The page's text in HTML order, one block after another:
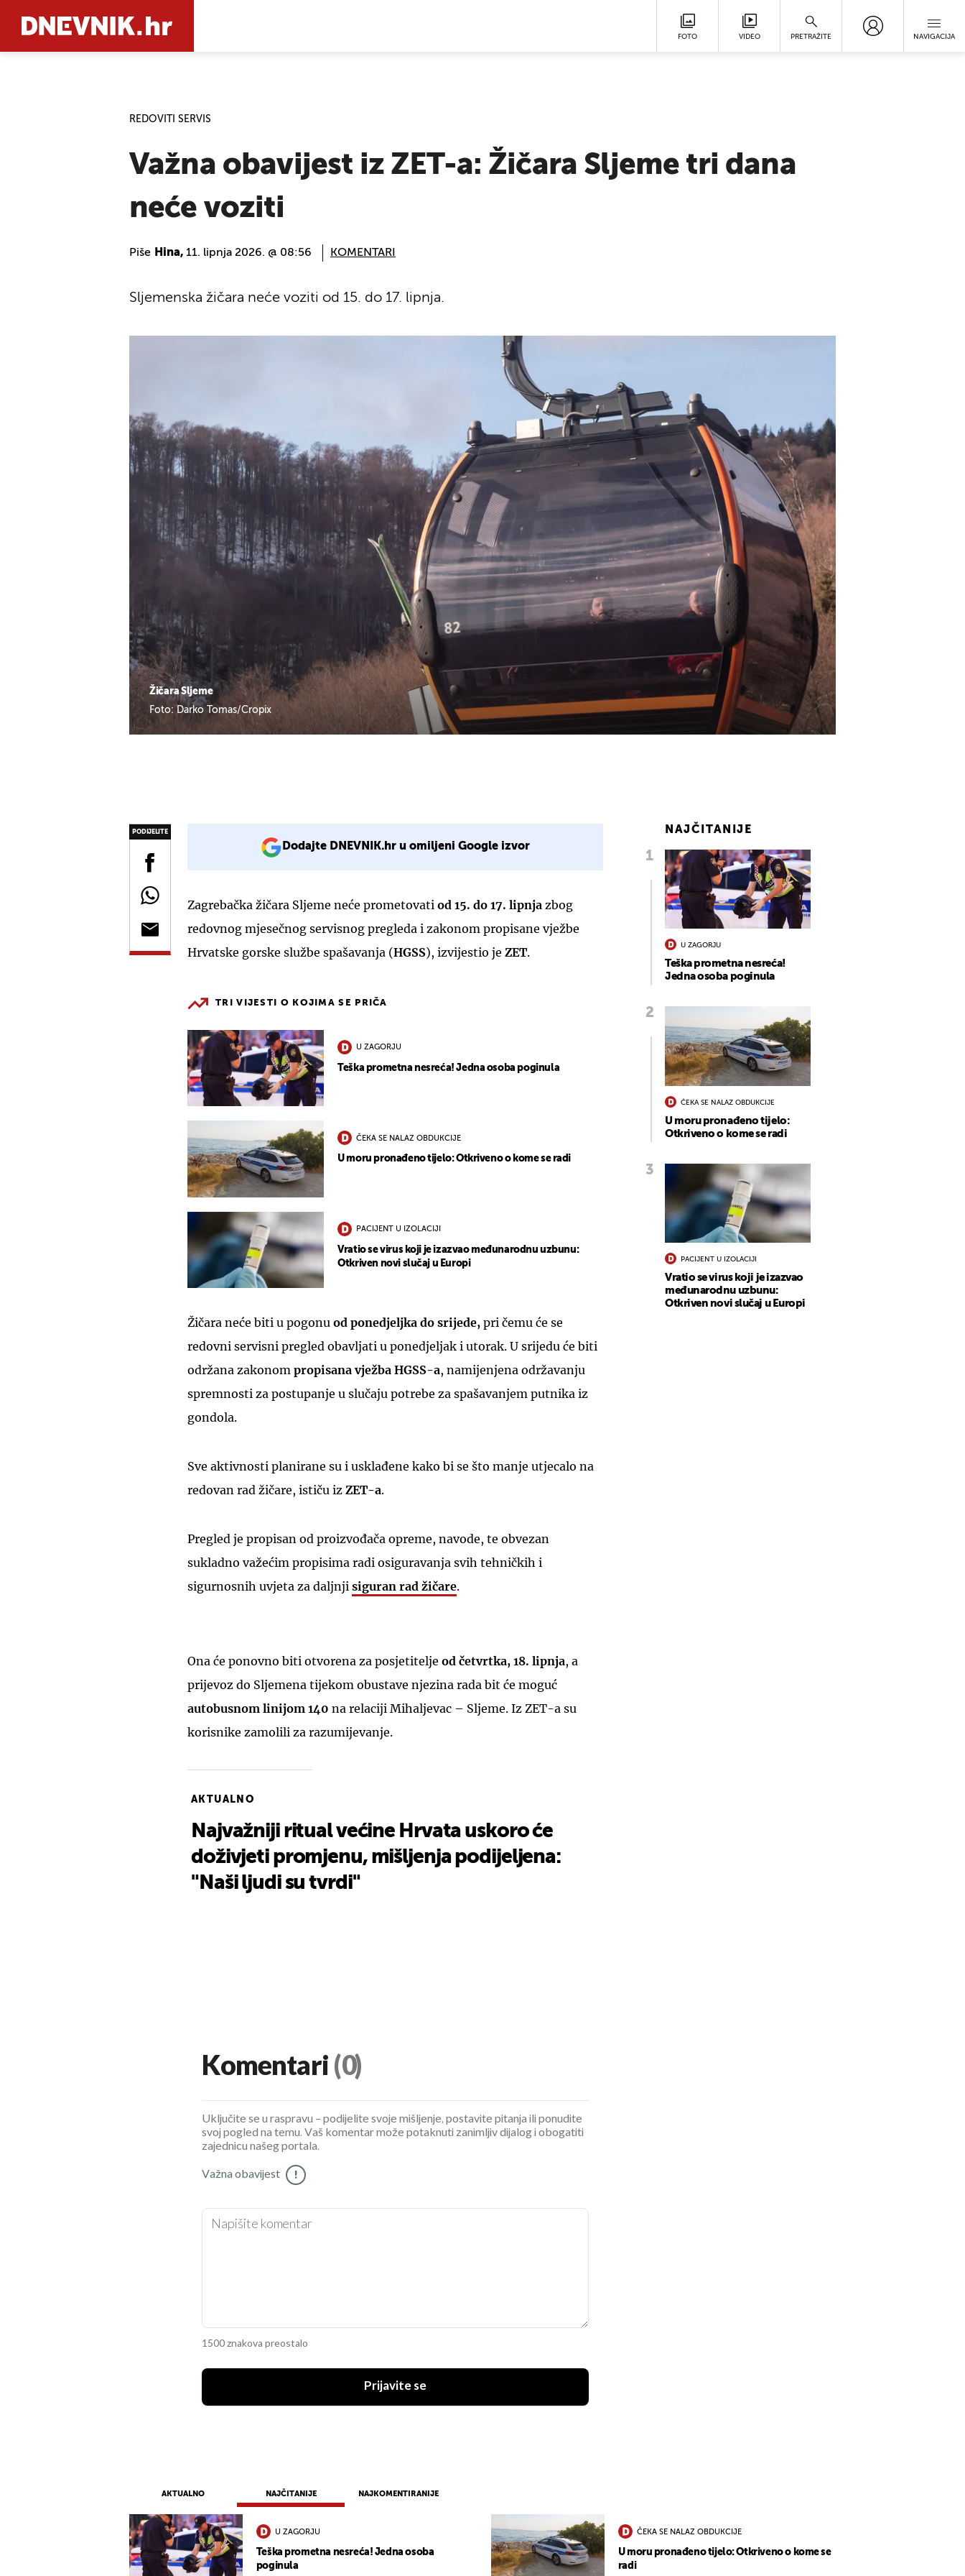
FOTO VIDEO PRETRAŽITE NAVIGACIJA
REDOVITI SERVIS
Važna obavijest iz ZET-a: Žičara Sljeme tri dana
neće voziti
Piše Hina, 11. lipnja 2026. @ 08:56 KOMENTARI
Žičara Sljeme
Foto: Darko Tomas/Cropix
Sljemenska žičara neće voziti od 15. do 17. lipnja.
PODIJELITE
Dodajte DNEVNIK.hr u omiljeni Google izvor
Zagrebačka žičara Sljeme neće prometovati od 15. do 17. lipnja zbog
redovnog mjesečnog servisnog pregleda i zakonom propisane vježbe
Hrvatske gorske službe spašavanja (HGSS), izvijestio je ZET.
TRI VIJESTI O KOJIMA SE PRIČA
U ZAGORJU
Teška prometna nesreća! Jedna osoba poginula
ČEKA SE NALAZ OBDUKCIJE
U moru pronađeno tijelo: Otkriveno o kome se radi
PACIJENT U IZOLACIJI
Vratio se virus koji je izazvao međunarodnu uzbunu:
Otkriven novi slučaj u Europi
Žičara neće biti u pogonu od ponedjeljka do srijede, pri čemu će se
redovni servisni pregled obavljati u ponedjeljak i utorak. U srijedu će biti
održana zakonom propisana vježba HGSS-a, namijenjena održavanju
spremnosti za postupanje u slučaju potrebe za spašavanjem putnika iz
gondola.
Sve aktivnosti planirane su i usklađene kako bi se što manje utjecalo na
redovan rad žičare, ističu iz ZET-a.
Pregled je propisan od proizvođača opreme, navode, te obvezan
sukladno važećim propisima radi osiguravanja svih tehničkih i
sigurnosnih uvjeta za daljnji siguran rad žičare.
Ona će ponovno biti otvorena za posjetitelje od četvrtka, 18. lipnja, a
prijevoz do Sljemena tijekom obustave njezina rada bit će moguć
autobusnom linijom 140 na relaciji Mihaljevac – Sljeme. Iz ZET-a su
korisnike zamolili za razumijevanje.
AKTUALNO
Najvažniji ritual većine Hrvata uskoro će
doživjeti promjenu, mišljenja podijeljena:
"Naši ljudi su tvrdi"
NAJČITANIJE
U ZAGORJU
Teška prometna nesreća!
Jedna osoba poginula
ČEKA SE NALAZ OBDUKCIJE
U moru pronađeno tijelo:
Otkriveno o kome se radi
PACIJENT U IZOLACIJI
Vratio se virus koji je izazvao
međunarodnu uzbunu:
Otkriven novi slučaj u Europi
Komentari (0)
Uključite se u raspravu – podijelite svoje mišljenje, postavite pitanja ili ponudite
svoj pogled na temu. Vaš komentar može potaknuti zanimljiv dijalog i obogatiti
zajednicu našeg portala.
Važna obavijest !
1500 znakova preostalo
Prijavite se
AKTUALNO NAJČITANIJE NAJKOMENTIRANIJE
U ZAGORJU
Teška prometna nesreća! Jedna osoba
poginula
ČEKA SE NALAZ OBDUKCIJE
U moru pronađeno tijelo: Otkriveno o kome se
radi